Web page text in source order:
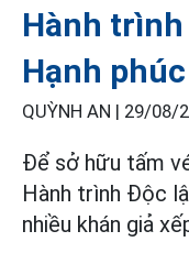
Hành
Hạnh phúc
QUỲNH AN | 29/08/
Để sở hữu tấm
Hành trình Độc
nhiều khán giả